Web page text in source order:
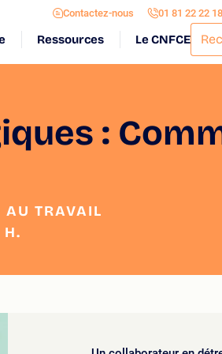
Contactez-nous 01 81 22 22 18
Ressources Le CNFCE
:
TRAVAIL
H.